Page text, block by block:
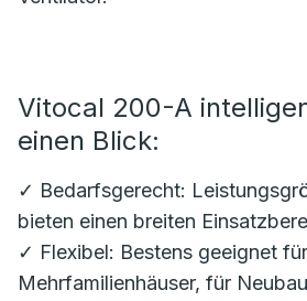
Vitocal 200-A
einen Blick:
✓ Bedarfsgerecht:
bieten einen breiten
✓ Flexibel: Bestens geeignet
Mehrfamilienhäuser, für